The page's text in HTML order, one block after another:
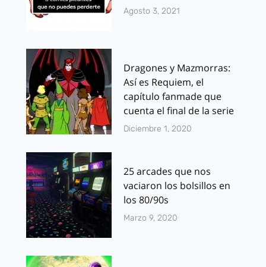
Agosto 3, 2021
Dragones y Mazmorras:
Así es Requiem, el
capítulo fanmade que
cuenta el final de la serie
Diciembre 1, 2020
25 arcades que nos
vaciaron los bolsillos en
los 80/90s
Marzo 9, 2020